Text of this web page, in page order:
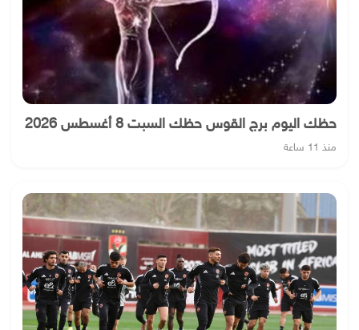
حظك اليوم برج القوس حظك السبت 8 أغسطس 2026
منذ 11 ساعة